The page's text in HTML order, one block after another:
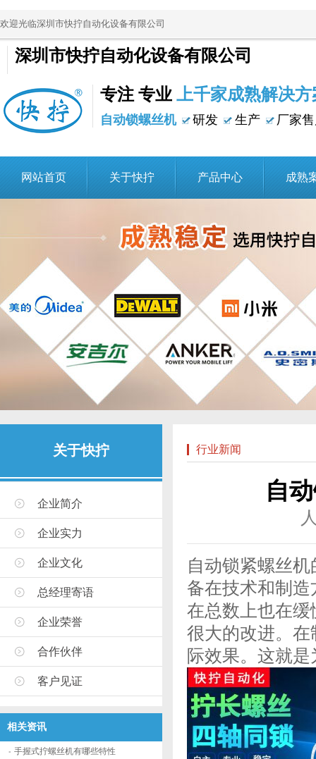
欢迎光临深圳市快拧自动化设备有限公司
深圳市快拧自动化设备有限公司
专注 专业 上千家成熟解决方
自动锁螺丝机 研发 生产 厂家
网站首页 关于快拧 产品中心 成熟
关于快拧
企业简介
企业实力
企业文化
总经理寄语
企业荣誉
合作伙伴
客户见证
相关资讯
手握式拧螺丝机有哪些特性
行业新闻
自
自动锁紧螺丝
备在技术和制
在总数上也在
很大的改进。
际效果。这就